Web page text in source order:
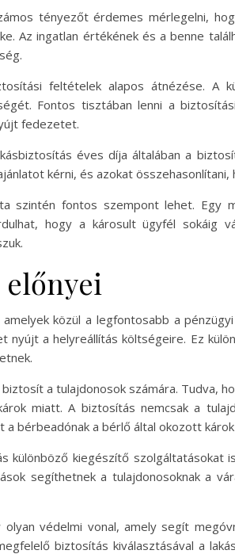
tényezőt érdemes mérlegelni,
Az ingatlan értékének és a benne
feltételek alapos átnézése. A
Fontos tisztában lenni a
fedezetet.
éves díja általában a
kérni, és azokat
szintén fontos szempont lehet.
hogy a károsult ügyfél sokáig
előnyei
közül a legfontosabb a
nyújt a helyreállítás költségeire. Ez
a tulajdonosok számára. Tudva,
miatt. A biztosítás nemcsak a
bérbeadónak a bérlő által okozott
különböző kiegészítő
segíthetnek a tulajdonosoknak a
védelmi vonal, amely segít
biztosítás kiválasztásával a